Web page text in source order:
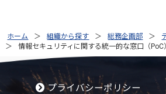
ホーム 組織から探す 総務企画部
情報セキュリティに関する統一的な窓口（PoC
プライバシーポリシー